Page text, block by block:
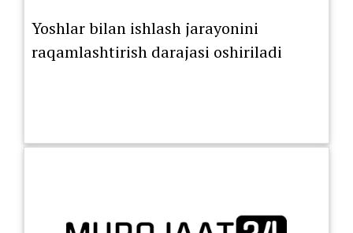
Yoshlar bilan ishlash jarayonini
raqamlashtirish darajasi oshiriladi